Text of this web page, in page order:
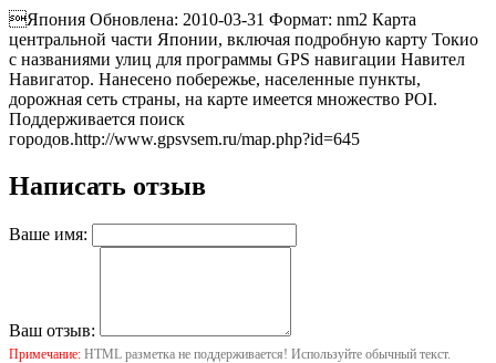
Япония Обновлена: 2010-03-31 Формат: nm2 Карта
центральной части Японии, включая подробную карту Токио
с названиями улиц для программы GPS навигации Навител
Навигатор. Нанесено побережье, населенные пункты,
дорожная сеть страны, на карте имеется множество POI.
Поддерживается поиск
городов.http://www.gpsvsem.ru/map.php?id=645
Написать отзыв
Ваше имя:
Ваш отзыв:
Примечание: HTML разметка не поддерживается! Используйте обычный текст.